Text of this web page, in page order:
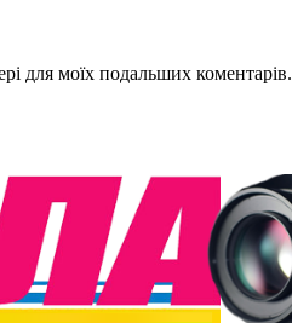
для моїх подальших коментарів.